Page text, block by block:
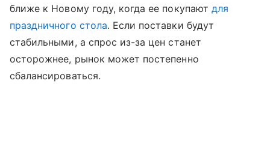
ближе к Новому году, когда ее покупают для
праздничного стола. Если поставки будут
стабильными, а спрос из-за цен станет
осторожнее, рынок может постепенно
сбалансироваться.